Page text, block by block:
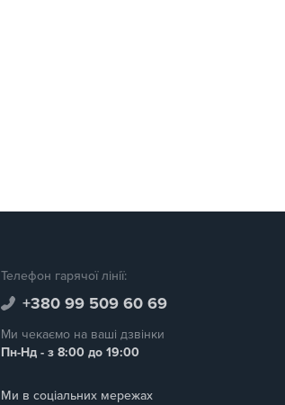
Телефон гарячої лінії:
+380 99 509 60 69
Ми чекаємо на ваші дзвінки
Пн-Нд - з 8:00 до 19:00
Ми в соціальних мережах